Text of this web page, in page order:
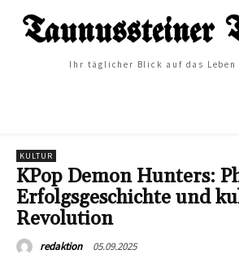
Ihr täglicher Blick auf das Leben
KULTUR
KPop Demon Hunters:
Erfolgsgeschichte und
Revolution
redaktion 05.09.2025